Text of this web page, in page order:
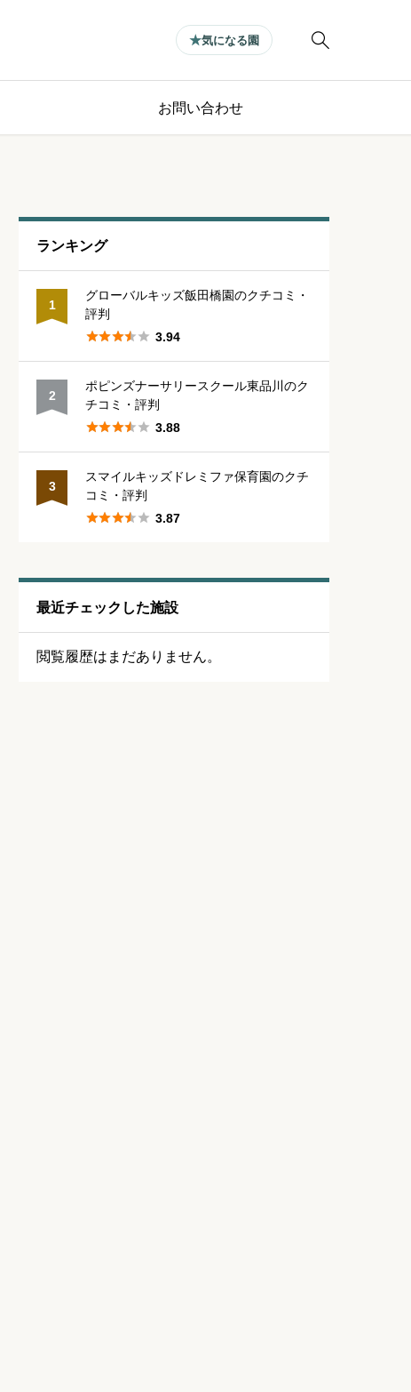

気になる園
お問い合わせ
ランキング
1
グローバルキッズ飯田橋園のクチコミ・
評判
 3.94
2
ポピンズナーサリースクール東品川のク
チコミ・評判
 3.88
3
スマイルキッズドレミファ保育園のクチ
コミ・評判
 3.87
最近チェックした施設
閲覧履歴はまだありません。